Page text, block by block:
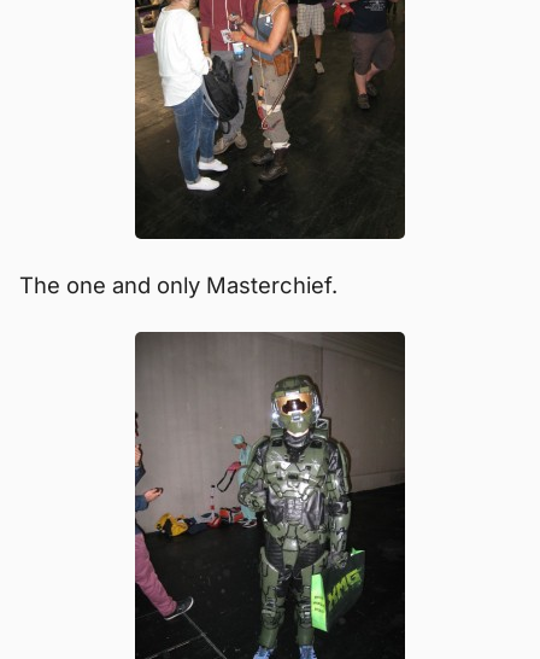
The one and only Masterchief.